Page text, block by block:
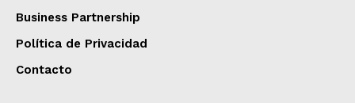
Business Partnership
Política de Privacidad
Contacto